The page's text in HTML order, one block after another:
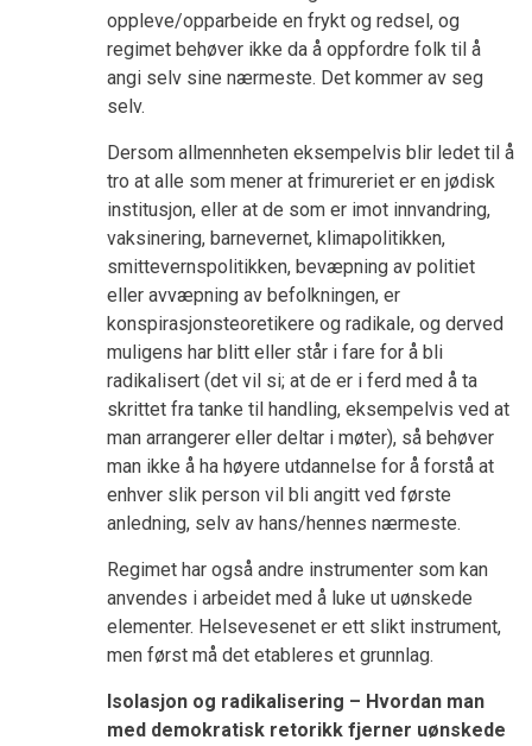
oppleve/opparbeide en frykt og redsel, og
regimet behøver ikke da å oppfordre folk til å
angi selv sine nærmeste. Det kommer av seg
selv.
Dersom allmennheten eksempelvis blir ledet til å
tro at alle som mener at frimureriet er en jødisk
institusjon, eller at de som er imot innvandring,
vaksinering, barnevernet, klimapolitikken,
smittevernspolitikken, bevæpning av politiet
eller avvæpning av befolkningen, er
konspirasjonsteoretikere og radikale, og derved
muligens har blitt eller står i fare for å bli
radikalisert (det vil si; at de er i ferd med å ta
skrittet fra tanke til handling, eksempelvis ved at
man arrangerer eller deltar i møter), så behøver
man ikke å ha høyere utdannelse for å forstå at
enhver slik person vil bli angitt ved første
anledning, selv av hans/hennes nærmeste.
Regimet har også andre instrumenter som kan
anvendes i arbeidet med å luke ut uønskede
elementer. Helsevesenet er ett slikt instrument,
men først må det etableres et grunnlag.
Isolasjon og radikalisering – Hvordan man
med demokratisk retorikk fjerner uønskede